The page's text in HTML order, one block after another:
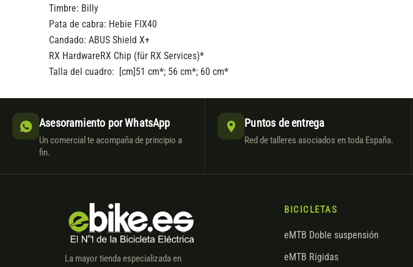
Timbre: Billy
Pata de cabra: Hebie FIX40
Candado: ABUS Shield X+
RX HardwareRX Chip (für RX Services)*
Talla del cuadro: [cm]51 cm*; 56 cm*; 60 cm*
Asesoramiento por WhatsApp
Un comercial te acompaña de principio a
fin.
Puntos de entrega
Red de talleres asociados en toda España.
La mayor tienda especializada en
BICICLETAS
eMTB Doble suspensión
eMTB Rígidas